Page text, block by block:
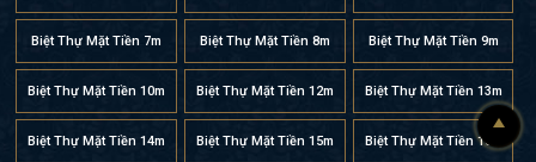
Biệt Thự Mặt Tiền 7m Biệt Thự Mặt Tiền 8m Biệt Thự Mặt Tiền 9m
Biệt Thự Mặt Tiền 10m Biệt Thự Mặt Tiền 12m Biệt Thự Mặt Tiền 13m
Biệt Thự Mặt Tiền 14m Biệt Thự Mặt Tiền 15m Biệt Thự Mặt Tiền 16m